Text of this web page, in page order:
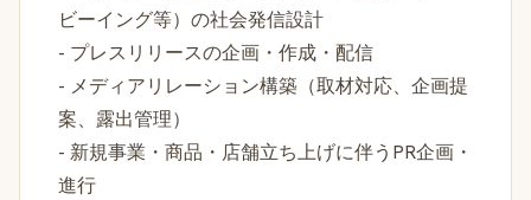
ビーイング等）の社会発信設計
- プレスリリースの企画・作成・配信
- メディアリレーション構築（取材対応、企画提
案、露出管理）
- 新規事業・商品・店舗立ち上げに伴うPR企画・
進行